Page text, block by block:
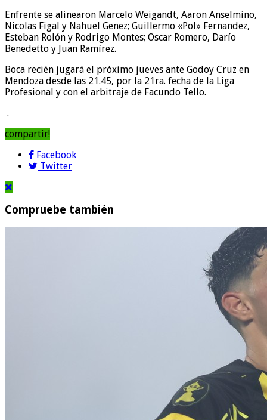
Enfrente se alinearon Marcelo Weigandt, Aaron Anselmino,
Nicolas Figal y Nahuel Genez; Guillermo «Pol» Fernandez,
Esteban Rolón y Rodrigo Montes; Oscar Romero, Darío
Benedetto y Juan Ramírez.
Boca recién jugará el próximo jueves ante Godoy Cruz en
Mendoza desde las 21.45, por la 21ra. fecha de la Liga
Profesional y con el arbitraje de Facundo Tello.
.
compartir!
Facebook
Twitter
Compruebe también